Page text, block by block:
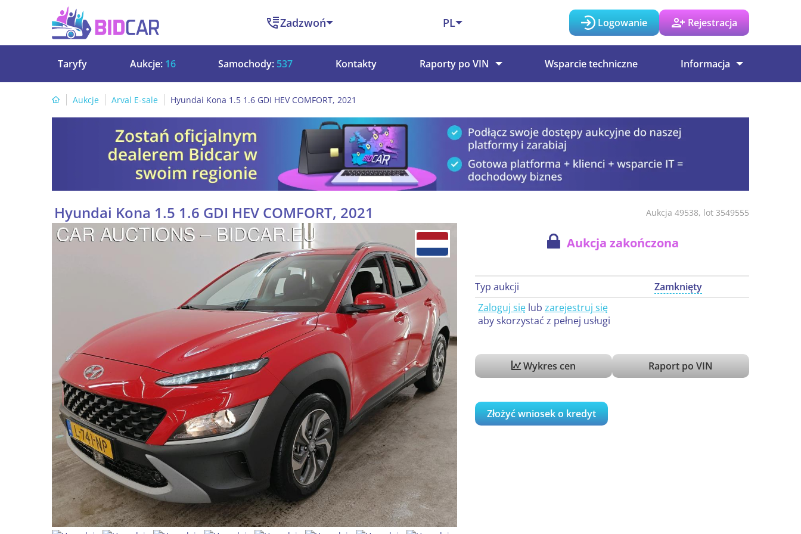
Zadzwoń PL Logowanie Rejestracja
Taryfy Aukcje: 16 Samochody: 537 Kontakty Raporty po VIN Wsparcie techniczne Informacja
Aukcje Arval E-sale Hyundai Kona 1.5 1.6 GDI HEV COMFORT, 2021
Aukcja 49538, lot 3549555
Hyundai Kona 1.5 1.6 GDI HEV COMFORT, 2021
Aukcja zakończona
Typ aukcji
Zamknięty
Zaloguj się lub zarejestruj się
aby skorzystać z pełnej usługi
Wykres cen Raport po VIN
Złożyć wniosek o kredyt